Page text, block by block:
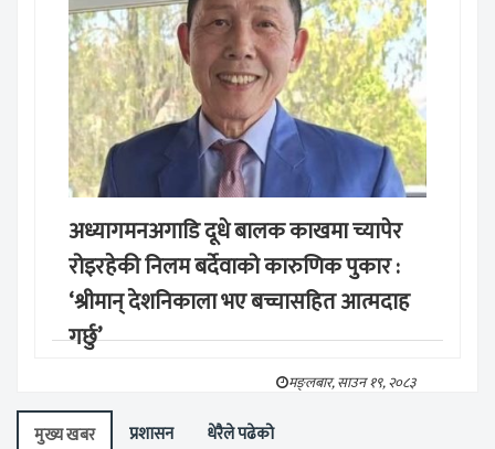
अध्यागमनअगाडि दूधे बालक काखमा च्यापेर
रोइरहेकी निलम बर्देवाको कारुणिक पुकार :
‘श्रीमान् देशनिकाला भए बच्चासहित आत्मदाह
गर्छु’
मङ्लबार, साउन १९, २०८३
मुख्य खबर प्रशासन धेरैले पढेको